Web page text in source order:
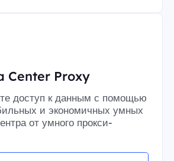
Center Proxy
доступ к данным с помощью
и экономичных умных
от умного прокси-